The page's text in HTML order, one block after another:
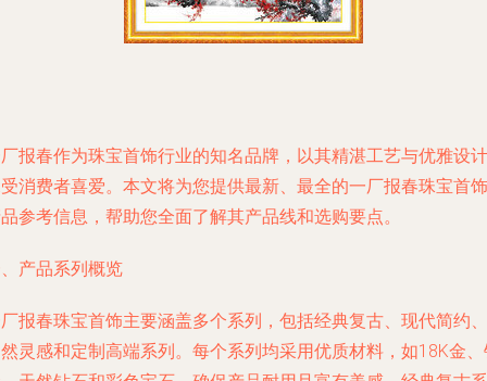
报春作为珠宝首饰行业的知名品牌，以其精湛工艺与优雅设计
消费者喜爱。本文将为您提供最新、最全的一厂报春珠宝首饰
参考信息，帮助您全面了解其产品线和选购要点。
产品系列概览
报春珠宝首饰主要涵盖多个系列，包括经典复古、现代简约、
灵感和定制高端系列。每个系列均采用优质材料，如18K金